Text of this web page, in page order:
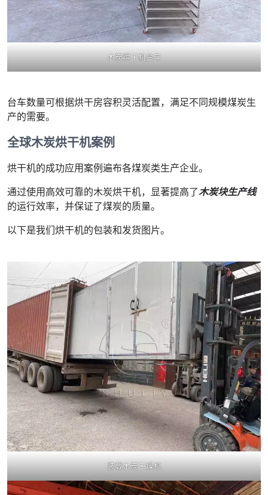
木炭烘干机台车
台车数量可根据烘干房容积灵活配置，满足不同规模煤炭生
产的需要。
全球木炭烘干机案例
烘干机的成功应用案例遍布各煤炭类生产企业。
通过使用高效可靠的木炭烘干机，显著提高了木炭块生产线
的运行效率，并保证了煤炭的质量。
以下是我们烘干机的包装和发货图片。
装载木炭干燥机